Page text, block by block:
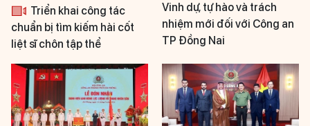
Triển khai công tác
chuẩn bị tìm kiếm hài cốt
liệt sĩ chôn tập thể
Vinh dự, tự hào và trách
nhiệm mới đối với Công an
TP Đồng Nai